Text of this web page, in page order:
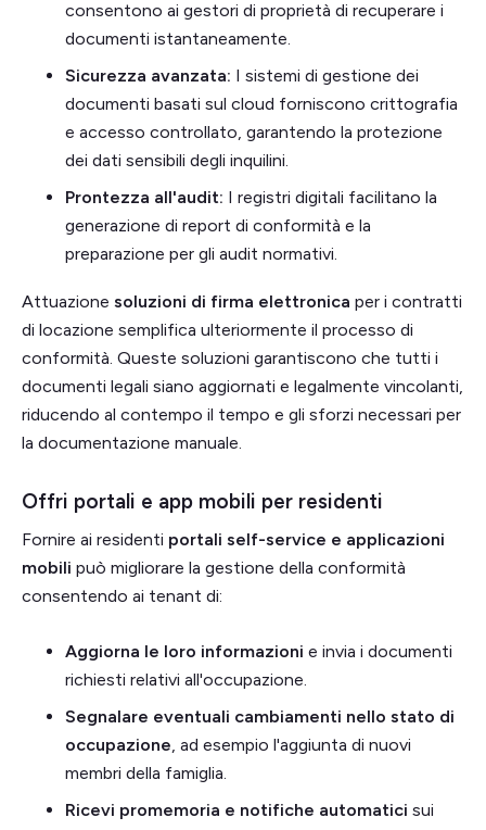
consentono ai gestori di proprietà di recuperare i
documenti istantaneamente.
Sicurezza avanzata: I sistemi di gestione dei
documenti basati sul cloud forniscono crittografia
e accesso controllato, garantendo la protezione
dei dati sensibili degli inquilini.
Prontezza all'audit: I registri digitali facilitano la
generazione di report di conformità e la
preparazione per gli audit normativi.
Attuazione soluzioni di firma elettronica per i contratti
di locazione semplifica ulteriormente il processo di
conformità. Queste soluzioni garantiscono che tutti i
documenti legali siano aggiornati e legalmente vincolanti,
riducendo al contempo il tempo e gli sforzi necessari per
la documentazione manuale.
Offri portali e app mobili per residenti
Fornire ai residenti portali self-service e applicazioni
mobili può migliorare la gestione della conformità
consentendo ai tenant di:
Aggiorna le loro informazioni e invia i documenti
richiesti relativi all'occupazione.
Segnalare eventuali cambiamenti nello stato di
occupazione, ad esempio l'aggiunta di nuovi
membri della famiglia.
Ricevi promemoria e notifiche automatici sui